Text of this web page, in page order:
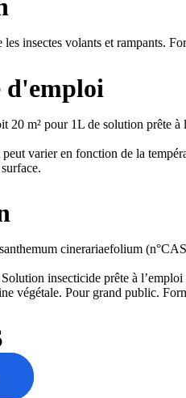
insectes volants et rampants.
d'emploi
20 m² pour 1L de solution prête
varier en fonction de la
cinerariaefolium
insecticide prête à
végétale. Pour grand public.